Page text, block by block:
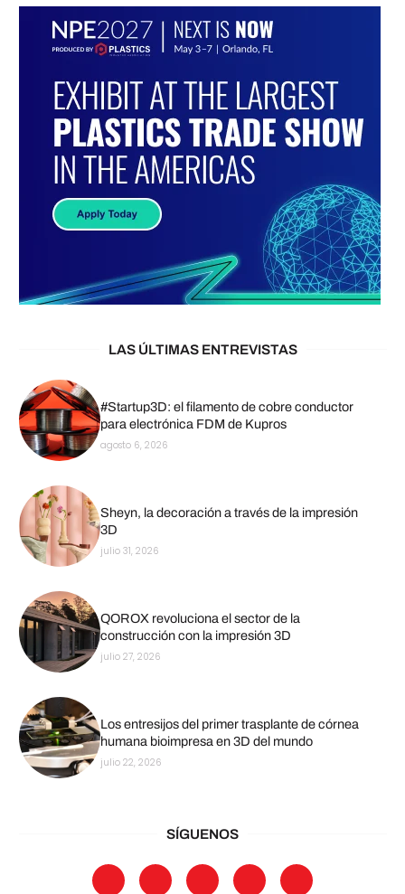
LAS ÚLTIMAS ENTREVISTAS
#Startup3D: el filamento de cobre conductor
para electrónica FDM de Kupros
agosto 6, 2026
Sheyn, la decoración a través de la impresión
3D
julio 31, 2026
QOROX revoluciona el sector de la
construcción con la impresión 3D
julio 27, 2026
Los entresijos del primer trasplante de córnea
humana bioimpresa en 3D del mundo
julio 22, 2026
SÍGUENOS